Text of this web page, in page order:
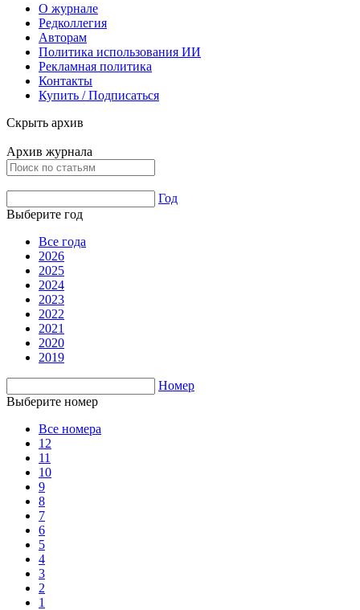
О журнале
Редколлегия
Авторам
Политика использования ИИ
Рекламная политика
Контакты
Купить / Подписаться
Скрыть архив
Архив журнала
Год
Выберите год
Все года
2026
2025
2024
2023
2022
2021
2020
2019
Номер
Выберите номер
Все номера
12
11
10
9
8
7
6
5
4
3
2
1